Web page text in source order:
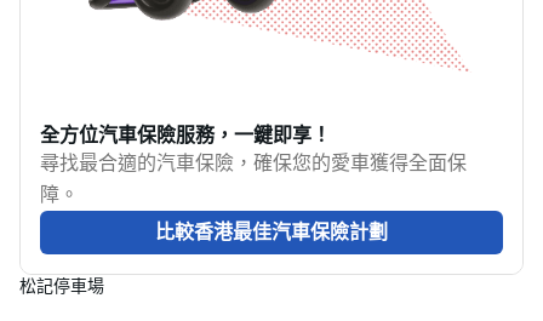
全方位汽車保險服務，一鍵即享！
尋找最合適的汽車保險，確保您的愛車獲得全面保
障。
比較香港最佳汽車保險計劃
松記停車場